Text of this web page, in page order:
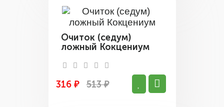
Очиток (седум)
ложный Кокцениум
316 ₽ 513 ₽